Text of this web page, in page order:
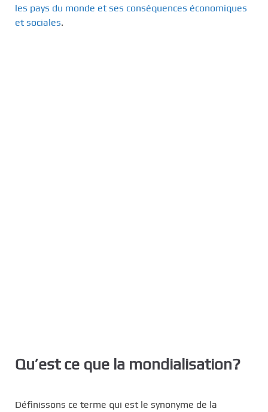
les pays du monde et ses conséquences économiques
et sociales.
Qu’est ce que la mondialisation?
Définissons ce terme qui est le synonyme de la